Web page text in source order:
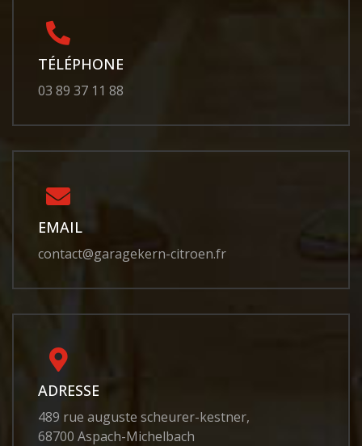
TÉLÉPHONE
03 89 37 11 88
EMAIL
contact@garagekern-citroen.fr
ADRESSE
489 rue auguste scheurer-kestner,
68700 Aspach-Michelbach